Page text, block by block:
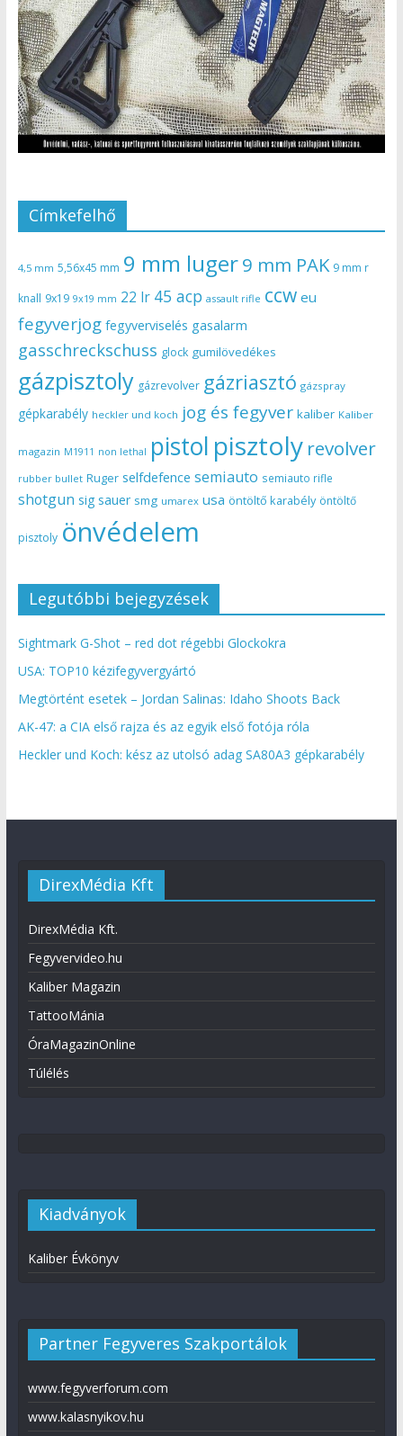
Címkefelhő
4,5 mm 5,56x45 mm 9 mm luger9 mm PAK 9 mm r
knall 9x19 9x19 mm 22 lr 45 acp assault rifle ccw eu
fegyverjog fegyverviselés gasalarm
gasschreckschuss glock gumilövedékes
gázpisztoly gázrevolver gázriasztó gázspray
gépkarabély heckler und koch jog és fegyver kaliber Kaliber
magazin M1911 non lethal pistol pisztoly revolver
rubber bullet Ruger selfdefence semiauto semiauto rifle
shotgun sig sauer smg umarex usa öntöltő karabély öntöltő
pisztoly önvédelem
Legutóbbi bejegyzések
Sightmark G-Shot – red dot régebbi Glockokra
USA: TOP10 kézifegyvergyártó
Megtörtént esetek – Jordan Salinas: Idaho Shoots Back
AK-47: a CIA első rajza és az egyik első fotója róla
Heckler und Koch: kész az utolsó adag SA80A3 gépkarabély
DirexMédia Kft
DirexMédia Kft.
Fegyvervideo.hu
Kaliber Magazin
TattooMánia
ÓraMagazinOnline
Túlélés
Kiadványok
Kaliber Évkönyv
Partner Fegyveres Szakportálok
www.fegyverforum.com
www.kalasnyikov.hu